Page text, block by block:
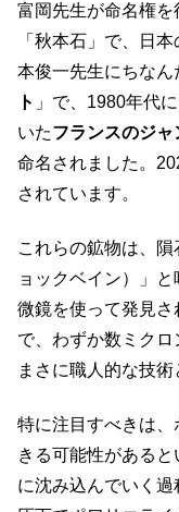
富岡先生が命名権
「秋本石」で、日
本俊一先生にちなん
ト 」で、1980年代
いたフランスのジ
命名されました。
されています。
これらの鉱物は、
ョックベイン）」
微鏡を使って発見
で、わずか数ミクロ
まさに職人的な技術
特に注目すべきは
きる可能性がある
に沈み込んでいく